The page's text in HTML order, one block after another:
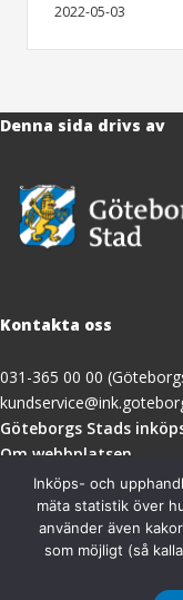
2022-05-03
Denna sida drivs av
Kontakta oss
031-365 00 00
Göteborgs Stads
Om webbplatsen
Besöksadress
Göteborgs Stads
Inköps- och
mäta statistik över
använder även
som möjligt (så